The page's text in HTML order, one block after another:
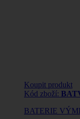
Koupit produkt
Kód zboží:
BATERIE